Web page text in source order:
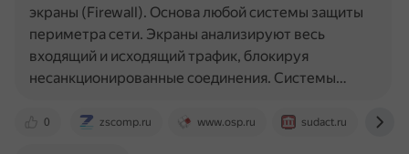
0 zscomp.ru www.osp.ru sudact.ru
экраны (Firewall). Основа любой системы защиты
периметра сети. Экраны анализируют весь
входящий и исходящий трафик, блокируя
несанкционированные соединения. Системы…